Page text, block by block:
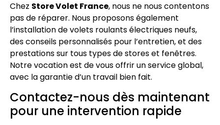
Chez Store Volet France, nous ne nous contentons
pas de réparer. Nous proposons également
l’installation de volets roulants électriques neufs,
des conseils personnalisés pour l’entretien, et des
prestations sur tous types de stores et fenêtres.
Notre vocation est de vous offrir un service global,
avec la garantie d’un travail bien fait.
Contactez-nous dès maintenant
pour une intervention rapide